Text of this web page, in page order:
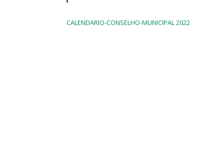
CALENDARIO-CONSELHO-MUNICIPAL 2022